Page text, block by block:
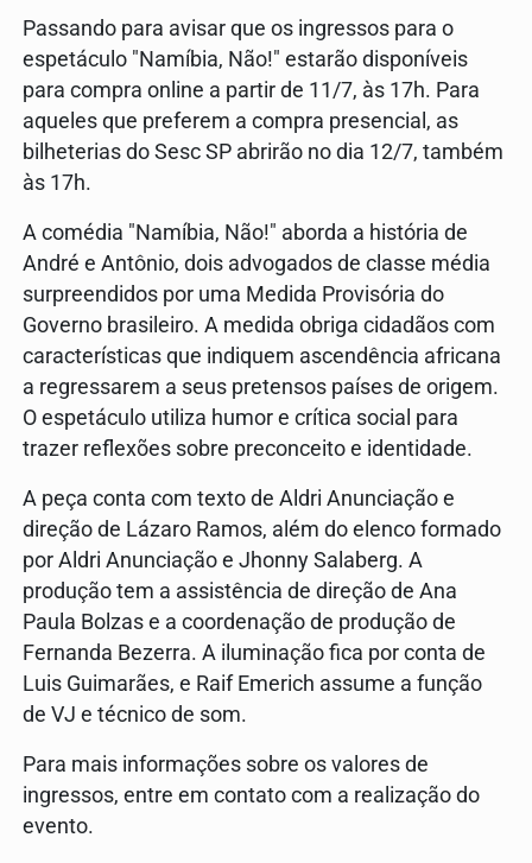
Passando para avisar que os ingressos para o
espetáculo "Namíbia, Não!" estarão disponíveis
para compra online a partir de 11/7, às 17h. Para
aqueles que preferem a compra presencial, as
bilheterias do Sesc SP abrirão no dia 12/7, também
às 17h.
A comédia "Namíbia, Não!" aborda a história de
André e Antônio, dois advogados de classe média
surpreendidos por uma Medida Provisória do
Governo brasileiro. A medida obriga cidadãos com
características que indiquem ascendência africana
a regressarem a seus pretensos países de origem.
O espetáculo utiliza humor e crítica social para
trazer reflexões sobre preconceito e identidade.
A peça conta com texto de Aldri Anunciação e
direção de Lázaro Ramos, além do elenco formado
por Aldri Anunciação e Jhonny Salaberg. A
produção tem a assistência de direção de Ana
Paula Bolzas e a coordenação de produção de
Fernanda Bezerra. A iluminação fica por conta de
Luis Guimarães, e Raif Emerich assume a função
de VJ e técnico de som.
Para mais informações sobre os valores de
ingressos, entre em contato com a realização do
evento.